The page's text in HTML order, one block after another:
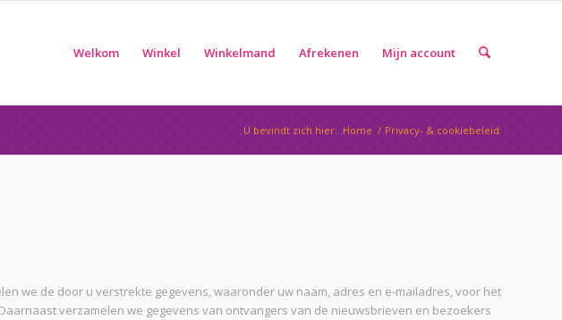
Welkom Winkel Winkelmand Afrekenen Mijn account
U bevindt zich hier: Home / Privacy- & cookiebeleid
we de door u verstrekte gegevens, waaronder uw naam, adres en e-mailadres, voor het
verzamelen we gegevens van ontvangers van de nieuwsbrieven en bezoekers